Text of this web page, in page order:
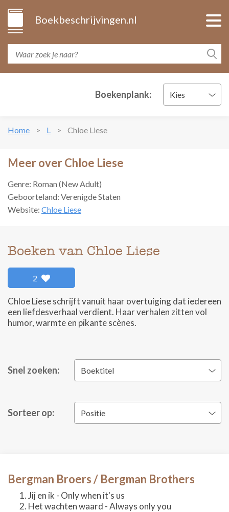
Boekbeschrijvingen.nl
Boekenplank: Kies
Home L Chloe Liese
Meer over Chloe Liese
Genre: Roman (New Adult)
Geboorteland: Verenigde Staten
Website: Chloe Liese
Boeken van Chloe Liese
2
Chloe Liese schrijft vanuit haar overtuiging dat iedereen
een liefdesverhaal verdient. Haar verhalen zitten vol
humor, warmte en pikante scènes.
Snel zoeken: Boektitel
Sorteer op: Positie
Bergman Broers / Bergman Brothers
Jij en ik - Only when it's us
Het wachten waard - Always only you